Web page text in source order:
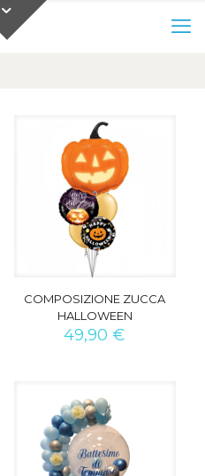
COMPOSIZIONE ZUCCA
HALLOWEEN
49,90€